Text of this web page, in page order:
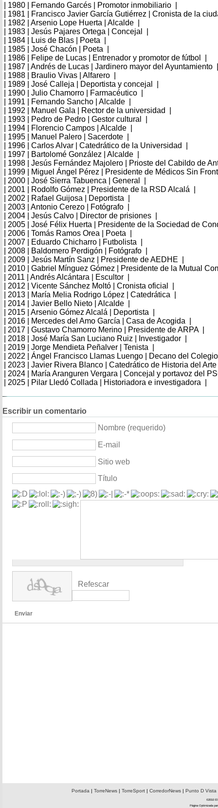
| 1980 | Fernando Garcés | Promotor inmobiliario |
| 1981 | Francisco Javier García Gutiérrez | Cronista de la
| 1982 | Arsenio Lope Huerta | Alcalde |
| 1983 | Jesús Pajares Ortega | Concejal |
| 1984 | Luis de Blas | Poeta |
| 1985 | José Chacón | Poeta |
| 1986 | Felipe de Lucas | Entrenador y promotor de fútbol |
| 1987 | Andrés de Lucas | Jardinero mayor del Ayuntamiento |
| 1988 | Braulio Vivas | Alfarero |
| 1989 | José Calleja | Deportista y concejal |
| 1990 | Julio Chamorro | Farmacéutico |
| 1991 | Fernando Sancho | Alcalde |
| 1992 | Manuel Gala | Rector de la universidad |
| 1993 | Pedro de Pedro | Gestor cultural |
| 1994 | Florencio Campos | Alcalde |
| 1995 | Manuel Palero | Sacerdote |
| 1996 | Carlos Alvar | Catedrático de la Universidad |
| 1997 | Bartolomé González | Alcalde |
| 1998 | Jesús Fernández Majolero | Prioste del Cabildo de
| 1999 | Miguel Ángel Pérez | Presidente de Médicos Sin
| 2000 | José Sierra Tabuenca | General |
| 2001 | Rodolfo Gómez | Presidente de la RSD Alcalá |
| 2002 | Rafael Guijosa | Deportista |
| 2003 | Antonio Cerezo | Fotógrafo |
| 2004 | Jesús Calvo | Director de prisiones |
| 2005 | José Félix Huerta | Presidente de la Sociedad de
| 2006 | Tomás Ramos Orea | Poeta |
| 2007 | Eduardo Chicharro | Futbolista |
| 2008 | Baldomero Perdigón | Fotógrafo |
| 2009 | Jesús Martín Sanz | Presidente de AEDHE |
| 2010 | Gabriel Mínguez Gómez | Presidente de la Mutual
| 2011 | Andrés Alcántara | Escultor |
| 2012 | Vicente Sánchez Moltó | Cronista oficial |
| 2013 | María Melia Rodrigo López | Catedrática |
| 2014 | Javier Bello Nieto | Alcalde |
| 2015 | Arsenio Gómez Alcalá | Deportista |
| 2016 | Mercedes del Amo García | Casa de Acogida |
| 2017 | Gustavo Chamorro Merino | Presidente de ARPA |
| 2018 | José María San Luciano Ruiz | Investigador |
| 2019 | Jorge Mendieta Peñalver | Tenista |
| 2022 | Ángel Francisco Llamas Luengo | Decano del
| 2023 | Javier Rivera Blanco | Catedrático de Historia del
| 2024 | María Aranguren Vergara | Concejal y portavoz del
| 2025 | Pilar Lledó Collada | Historiadora e investigadora |
Escribir un comentario
Nombre (requerido)
E-mail
Sitio web
Título
Refescar
Enviar
Portada | TorreNews| TorreSport| CorredorNews| Punto D Vista
©2010 El
Página Optimizada